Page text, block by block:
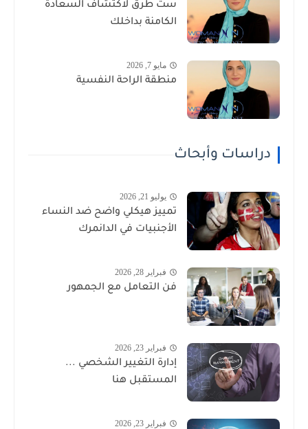
ست طرق لاكتشاف السعادة
الكامنة بداخلك
مايو 7, 2026
منطقة الراحة النفسية
دراسات وأبحاث
يوليو 21, 2026
تمييز هيكلي واضح ضد النساء
الأجنبيات في الدانمرك
فبراير 28, 2026
فن التعامل مع الجمهور
فبراير 23, 2026
إدارة التغيير الشخصي ...
المستقبل هنا
فبراير 23, 2026